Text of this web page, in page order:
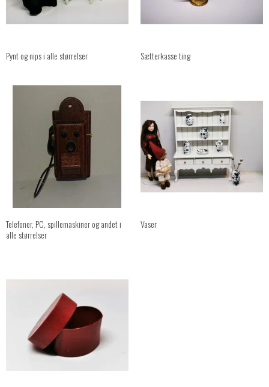
Pynt og nips i alle størrelser Sætterkasse ting
Telefoner, PC, spillemaskiner og andet i
alle størrelser
Vaser